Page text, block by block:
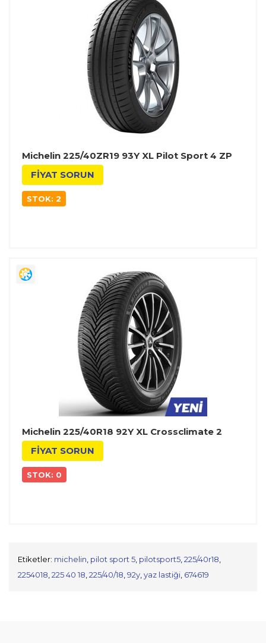
Michelin 225/40ZR19 93Y XL Pilot Sport 4 ZP
FİYAT SORUN
STOK: 2
Michelin 225/40R18 92Y XL Crossclimate 2
FİYAT SORUN
STOK: 0
Etiketler: michelin pilot sport 5 pilotsport5 225/40r18
2254018 225 40 18 225/40/18 92y yaz lastiği 674619